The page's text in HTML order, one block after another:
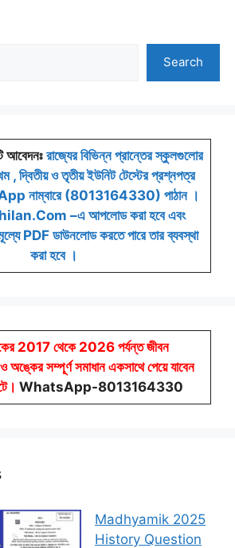
Search
আবেদনঃ রাজ্যের বিভিন্ন প্রান্তের স্কুলগুলোর
, দ্বিতীয় ও তৃতীয় ইউনিট টেস্টের প্রশ্নপত্র
নাম্বারে (8013164330) পাঠান ।
–এ আপলোড করা হবে এবং
PDF ডাউনলোড করতে পারে তার ব্যবস্থা
করা হবে ।
2017 থেকে 2026 পর্যন্ত জীবন
ও অঙ্কের সম্পূর্ণ সমাধান একসাথে পেয়ে যাবেন
। WhatsApp-8013164330
Madhyamik 2025
History Question